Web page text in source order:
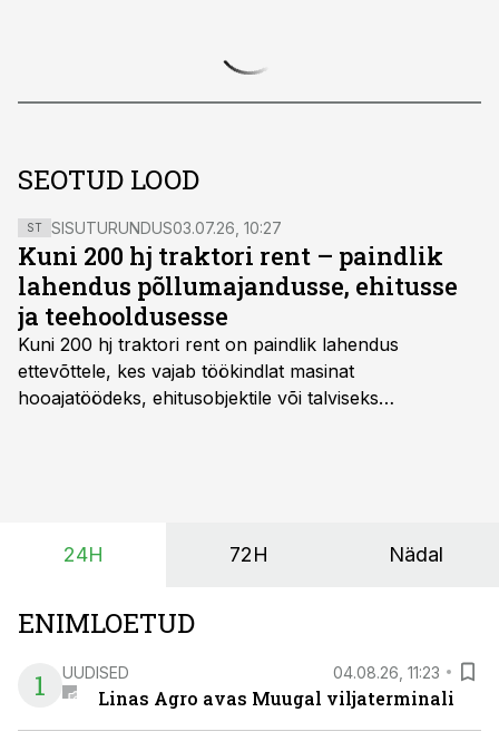
SEOTUD LOOD
ST SISUTURUNDUS03.07.26, 10:27
Kuni 200 hj traktori rent – paindlik
lahendus põllumajandusse, ehitusse
ja teehooldusesse
Kuni 200 hj traktori rent on paindlik lahendus
ettevõttele, kes vajab töökindlat masinat
hooajatöödeks, ehitusobjektile või talviseks
on suurim ning iga töötund on oluline.
24H 72H Nädal
ENIMLOETUD
1
UUDISED 04.08.26, 11:23
Linas Agro avas Muugal viljaterminali